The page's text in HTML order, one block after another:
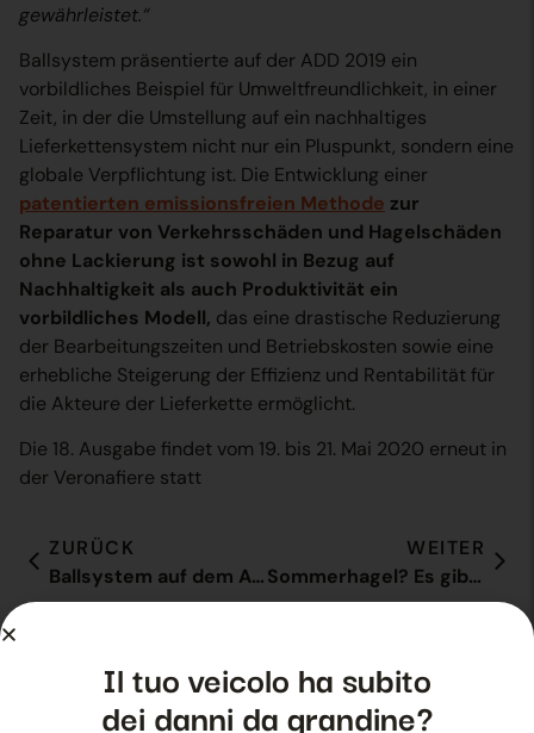
gewährleistet.“
Ballsystem präsentierte auf der ADD 2019 ein
vorbildliches Beispiel für Umweltfreundlichkeit, in einer
Zeit, in der die Umstellung auf ein nachhaltiges
Lieferkettensystem nicht nur ein Pluspunkt, sondern eine
globale Verpflichtung ist. Die Entwicklung einer
patentierten emissionsfreien Methode zur
Reparatur von Verkehrsschäden und Hagelschäden
ohne Lackierung ist sowohl in Bezug auf
Nachhaltigkeit als auch Produktivität ein
vorbildliches Modell, das eine drastische Reduzierung
der Bearbeitungszeiten und Betriebskosten sowie eine
erhebliche Steigerung der Effizienz und Rentabilität für
die Akteure der Lieferkette ermöglicht.
Die 18. Ausgabe findet vom 19. bis 21. Mai 2020 erneut in
der Veronafiere statt
ZURÜCK
Ballsystem auf dem Automotive Dealer Day 2019
WEITER
Sommerhagel? Es gibt Ballsystem
Verwandte Beiträge
Il tuo veicolo ha subito
dei danni da grandine?